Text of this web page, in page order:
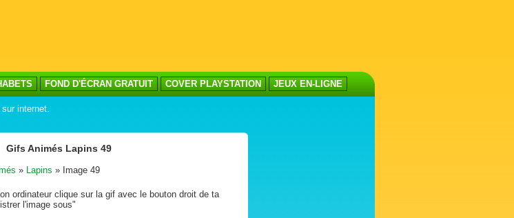
FOND D'ÉCRAN GRATUIT COVER PLAYSTATION JEUX EN-LIGNE
internet.
Gifs Animés Lapins 49
» Lapins » Image 49
ordinateur clique sur la gif avec le bouton droit de ta
l'image sous"